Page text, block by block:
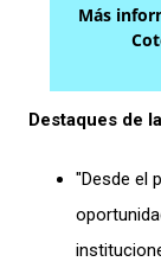
Más
Destaques de
"Desde el